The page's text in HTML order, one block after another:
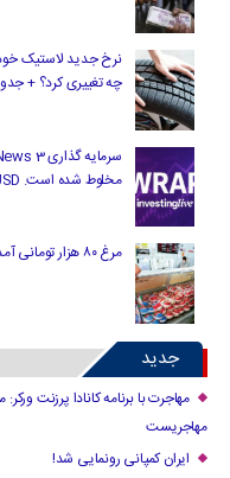
نرخ جدید لاستیک
چه تغییری کرد؟ +
مخلوط شده است. USD عمدتا پایین.
مرغ ۸۰ هزار تومانی آمد/ مرغ ارزان را از کجا بخریم؟
جدید
مهاجرت با برنامه کانادا پرزنت
مهاجریست
ایران کمپانی رونمایی شد!